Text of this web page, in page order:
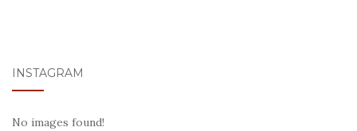
INSTAGRAM
No images found!